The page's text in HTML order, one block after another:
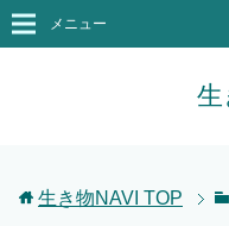
生
メニュー
生き物NAVI TOP